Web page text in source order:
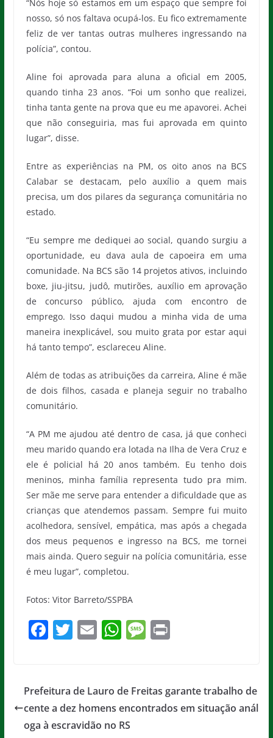
“Nós hoje só estamos em um espaço que sempre foi
nosso, só nos faltava ocupá-los. Eu fico extremamente
feliz de ver tantas outras mulheres ingressando na
polícia”, contou.
Aline foi aprovada para aluna a oficial em 2005,
quando tinha 23 anos. “Foi um sonho que realizei,
tinha tanta gente na prova que eu me apavorei. Achei
que não conseguiria, mas fui aprovada em quinto
lugar”, disse.
Entre as experiências na PM, os oito anos na BCS
Calabar se destacam, pelo auxílio a quem mais
precisa, um dos pilares da segurança comunitária no
estado.
“Eu sempre me dediquei ao social, quando surgiu a
oportunidade, eu dava aula de capoeira em uma
comunidade. Na BCS são 14 projetos ativos, incluindo
boxe, jiu-jitsu, judô, mutirões, auxílio em aprovação
de concurso público, ajuda com encontro de
emprego. Isso daqui mudou a minha vida de uma
maneira inexplicável, sou muito grata por estar aqui
há tanto tempo”, esclareceu Aline.
Além de todas as atribuições da carreira, Aline é mãe
de dois filhos, casada e planeja seguir no trabalho
comunitário.
“A PM me ajudou até dentro de casa, já que conheci
meu marido quando era lotada na Ilha de Vera Cruz e
ele é policial há 20 anos também. Eu tenho dois
meninos, minha família representa tudo pra mim.
Ser mãe me serve para entender a dificuldade que as
crianças que atendemos passam. Sempre fui muito
acolhedora, sensível, empática, mas após a chegada
dos meus pequenos e ingresso na BCS, me tornei
mais ainda. Quero seguir na polícia comunitária, esse
é meu lugar”, completou.
Fotos: Vitor Barreto/SSPBA
F
e
b
o
T
er
E
l
W
s
A
p
M
a
g
Pr
Prefeitura de Lauro de Freitas garante trabalho de
cente a dez homens encontrados em situação anál
oga à escravidão no RS